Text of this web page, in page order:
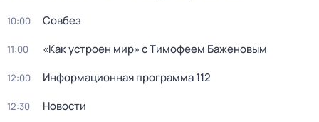
10:00 Совбез
11:00 «Как устроен мир» с Тимофеем Баженовым
12:00 Информационная программа 112
12:30 Новости